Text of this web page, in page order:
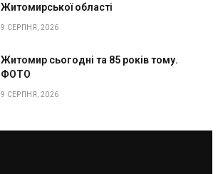
Житомирської області
9 СЕРПНЯ, 2026
Житомир сьогодні та 85 років тому.
ФОТО
9 СЕРПНЯ, 2026